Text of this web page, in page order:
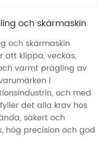
och skärmaskin
och skärmaskin
att klippa, veckas,
varmt prägling av
i
och med
det alla krav hos
säkert och
hög precision och god